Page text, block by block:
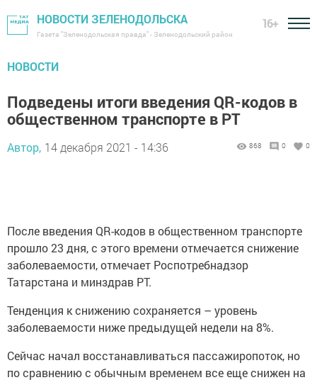
НОВОСТИ ЗЕЛЕНОДОЛЬСКА
Газета "Зеленодольская правда" - Зеленодольский район
16+
НОВОСТИ
Подведены итоги введения QR-кодов в
общественном транспорте в РТ
Автор, 14 декабря 2021 - 14:36 868 0 0
После введения QR-кодов в общественном транспорте
прошло 23 дня, с этого времени отмечается снижение
заболеваемости, отмечает Роспотребнадзор
Татарстана и минздрав РТ.
Тенденция к снижению сохраняется – уровень
заболеваемости ниже предыдущей недели на 8%.
Сейчас начал восстанавливаться пассажиропоток, но
по сравнению с обычным временем все еще снижен на